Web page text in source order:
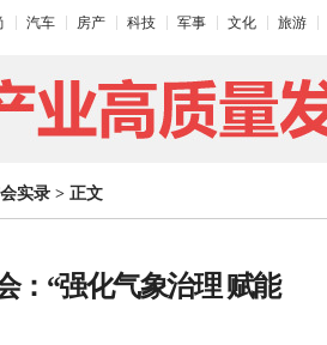
汽车 房产 科技 军事 文化 旅游
实录 > 正文
：“强化气象治理 赋能